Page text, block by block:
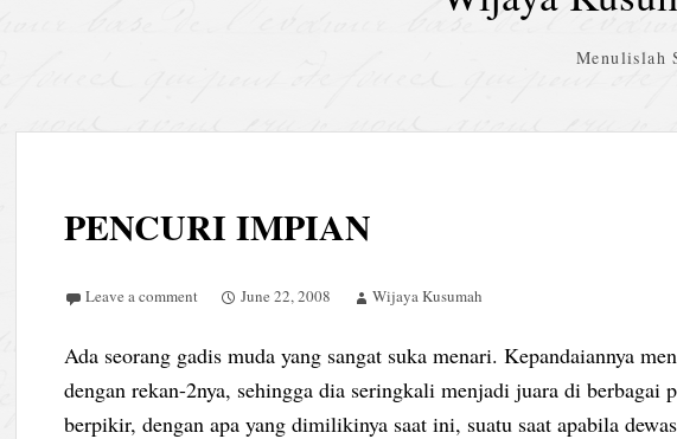
Menulislah
PENCURI IMPIAN
Leave a comment June 22, 2008 Wijaya Kusumah
Ada seorang gadis muda yang sangat suka menari. Kepandaiannya
dengan rekan-2nya, sehingga dia seringkali menjadi juara di berbagai
berpikir, dengan apa yang dimilikinya saat ini, suatu saat apabila